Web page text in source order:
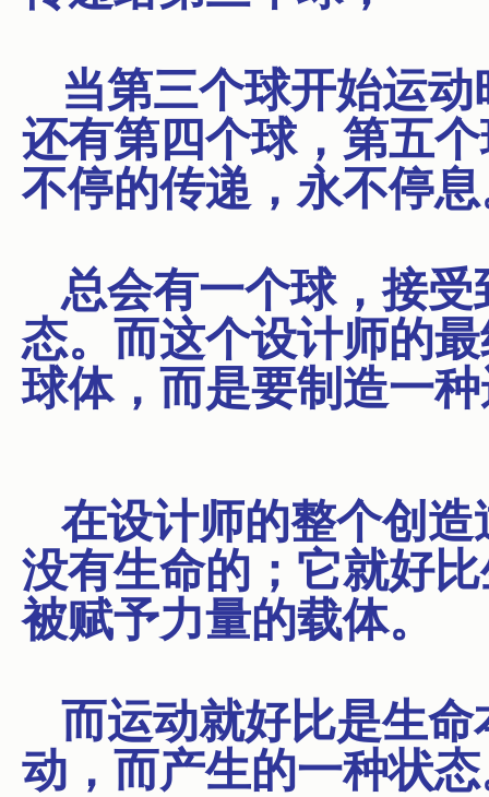
当第三个球开始运
还有第四个球，第五
不停的传递，永不停
总会有一个球，接
态。而这个设计师的
球体，而是要制造一
在设计师的整个创
没有生命的；它就好
被赋予力量的载体。
而运动就好比是生
动，而产生的一种状